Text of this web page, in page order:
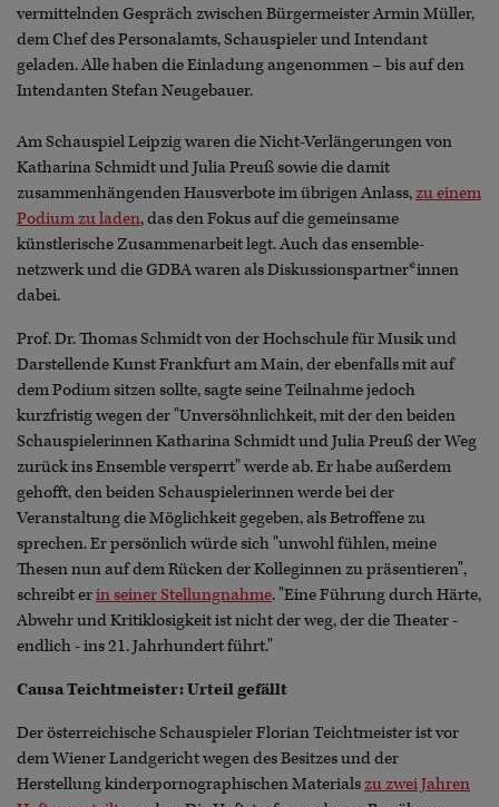
vermittelnden Gespräch zwischen Bürgermeister Armin Müller,
dem Chef des Personalamts, Schauspieler und Intendant
geladen. Alle haben die Einladung angenommen – bis auf den
Intendanten Stefan Neugebauer.
Am Schauspiel Leipzig waren die Nicht-Verlängerungen von
Katharina Schmidt und Julia Preuß sowie die damit
zusammenhängenden Hausverbote im übrigen Anlass,zu einem
Podium zu laden, das den Fokus auf die gemeinsame
künstlerische Zusammenarbeit legt. Auch das ensemble-
netzwerk und die GDBA waren als Diskussionspartner*innen
dabei.
Prof. Dr. Thomas Schmidt von der Hochschule für Musik und
Darstellende Kunst Frankfurt am Main, der ebenfalls mit auf
dem Podium sitzen sollte, sagte seine Teilnahme jedoch
kurzfristig wegen der "Unversöhnlichkeit, mit der den beiden
Schauspielerinnen Katharina Schmidt und Julia Preuß der Weg
zurück ins Ensemble versperrt" werde ab. Er habe außerdem
gehofft, den beiden Schauspielerinnen werde bei der
Veranstaltung die Möglichkeit gegeben, als Betroffene zu
sprechen. Er persönlich würde sich "unwohl fühlen, meine
Thesen nun auf dem Rücken der Kolleginnen zu präsentieren",
schreibt erin seiner Stellungnahme. "Eine Führung durch Härte,
Abwehr und Kritiklosigkeit ist nicht der weg, der die Theater -
endlich - ins 21. Jahrhundert führt."
Causa Teichtmeister: Urteil gefällt
Der österreichische Schauspieler Florian Teichtmeister ist vor
dem Wiener Landgericht wegen des Besitzes und der
Herstellung kinderpornographischen Materialszu zwei Jahren